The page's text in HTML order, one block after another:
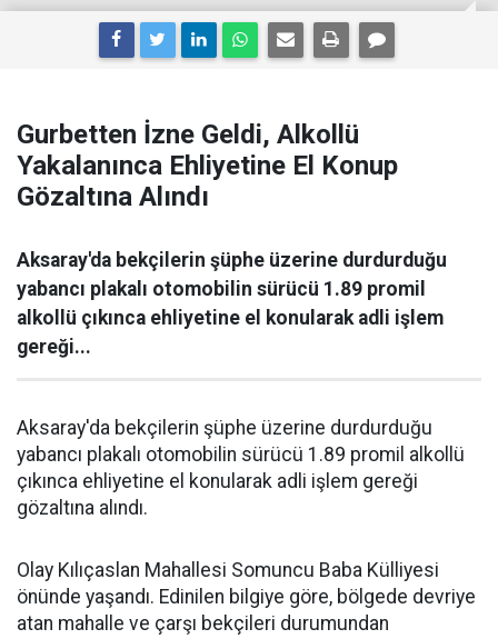
Gurbetten İzne Geldi, Alkollü
Yakalanınca Ehliyetine El Konup
Gözaltına Alındı
Aksaray'da bekçilerin şüphe üzerine durdurduğu
yabancı plakalı otomobilin sürücü 1.89 promil
alkollü çıkınca ehliyetine el konularak adli işlem
gereği...
Aksaray'da bekçilerin şüphe üzerine durdurduğu
yabancı plakalı otomobilin sürücü 1.89 promil alkollü
çıkınca ehliyetine el konularak adli işlem gereği
gözaltına alındı.
Olay Kılıçaslan Mahallesi Somuncu Baba Külliyesi
önünde yaşandı. Edinilen bilgiye göre, bölgede devriye
atan mahalle ve çarşı bekçileri durumundan